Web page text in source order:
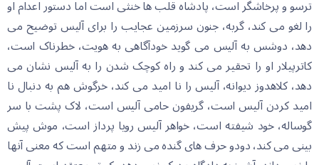
ترسو و پرخاشگر است، پادشاه قلب ها خنثی است اما دستور اعدام او
را لغو می کند، گربە، جنون سرزمین عجایب را برای آلیس توضیح می
دهد، دوشس بە آلیس می گوید خودآگاهی بە هویت، خطرناک است،
کاترپیلار او را تحقیر می کند و راە کوچک شدن را بە آلیس نشان می
دهد، کلاهدوز دیوانە، آلیس را نا امید می کند، خرگوش هم بە دنبال نا
امید کردن آلیس است، گریفون حامی آلیس است، لاک پشت با سر
گوسالە، خود شیفتە است، خواهر آلیس رویا پرداز است، موش پیش
بینی می کند، دودو حرف های گندە می زند و متهم است کە معنی آنها